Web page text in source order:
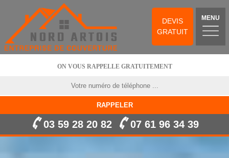
DEVIS
GRATUIT
MENU
ON VOUS RAPPELLE GRATUITEMENT
03 59 28 20 82 07 61 96 34 39